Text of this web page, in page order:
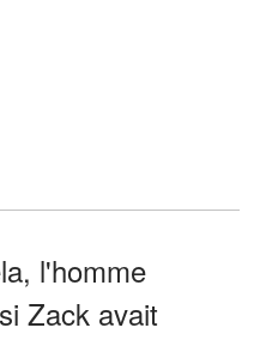
l'homme
Zack avait